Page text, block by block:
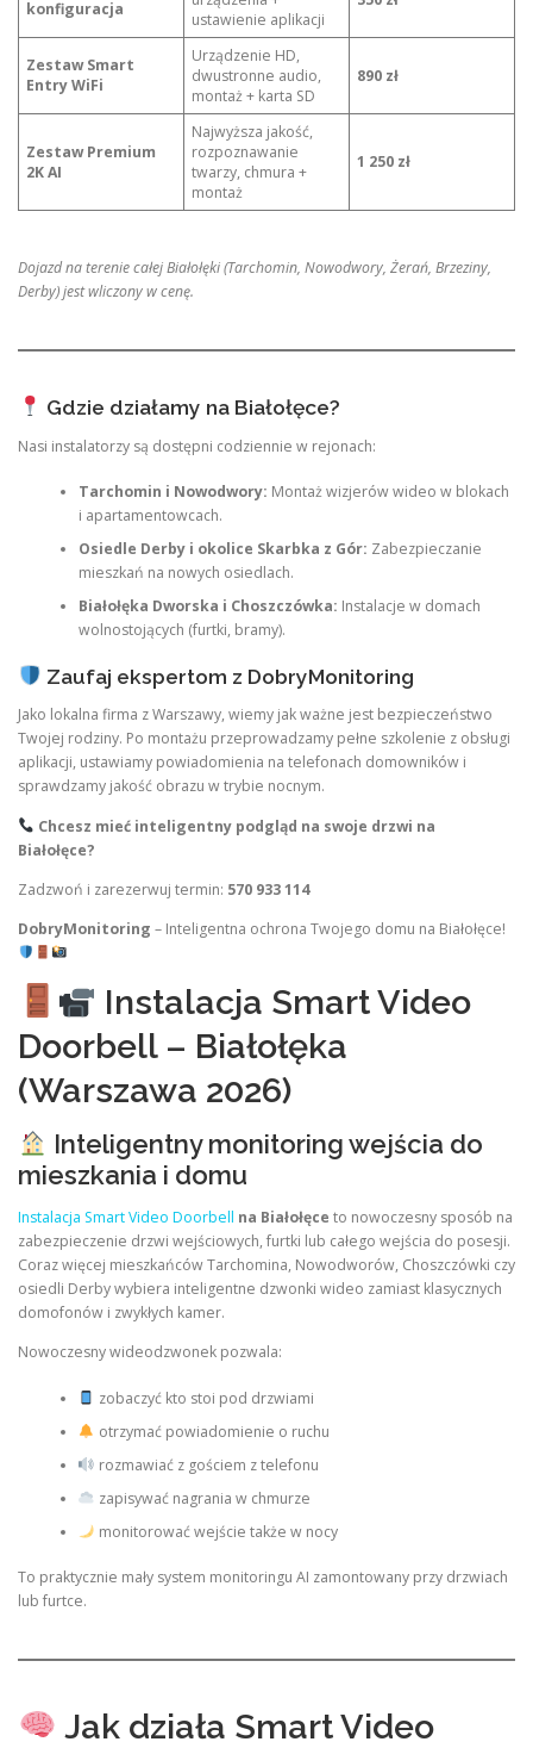
konfiguracja
ustawienie aplikacji
Zestaw Smart
Entry WiFi
Urządzenie HD,
dwustronne audio,
montaż + karta SD
890 zł
Zestaw Premium
2K AI
Najwyższa jakość,
rozpoznawanie
twarzy, chmura +
montaż
1 250 zł
Dojazd na terenie całej Białołęki (Tarchomin, Nowodwory, Żerań, Brzeziny,
Derby) jest wliczony w cenę.
Gdzie działamy na Białołęce?
Nasi instalatorzy są dostępni codziennie w rejonach:
Tarchomin i Nowodwory: Montaż wizjerów wideo w blokach
i apartamentowcach.
Osiedle Derby i okolice Skarbka z Gór: Zabezpieczanie
mieszkań na nowych osiedlach.
Białołęka Dworska i Choszczówka: Instalacje w domach
wolnostojących (furtki, bramy).
Zaufaj ekspertom z DobryMonitoring
Jako lokalna firma z Warszawy, wiemy jak ważne jest bezpieczeństwo
Twojej rodziny. Po montażu przeprowadzamy pełne szkolenie z obsługi
aplikacji, ustawiamy powiadomienia na telefonach domowników i
sprawdzamy jakość obrazu w trybie nocnym.
Chcesz mieć inteligentny podgląd na swoje drzwi na
Białołęce?
Zadzwoń i zarezerwuj termin: 570 933 114
DobryMonitoring – Inteligentna ochrona Twojego domu na Białołęce!
Instalacja Smart Video
Doorbell – Białołęka
(Warszawa 2026)
Inteligentny monitoring wejścia do
mieszkania i domu
Instalacja Smart Video Doorbell na Białołęce to nowoczesny sposób na
zabezpieczenie drzwi wejściowych, furtki lub całego wejścia do posesji.
Coraz więcej mieszkańców Tarchomina, Nowodworów, Choszczówki czy
osiedli Derby wybiera inteligentne dzwonki wideo zamiast klasycznych
domofonów i zwykłych kamer.
Nowoczesny wideodzwonek pozwala:
zobaczyć kto stoi pod drzwiami
otrzymać powiadomienie o ruchu
rozmawiać z gościem z telefonu
zapisywać nagrania w chmurze
monitorować wejście także w nocy
To praktycznie mały system monitoringu AI zamontowany przy drzwiach
lub furtce.
Jak działa Smart Video